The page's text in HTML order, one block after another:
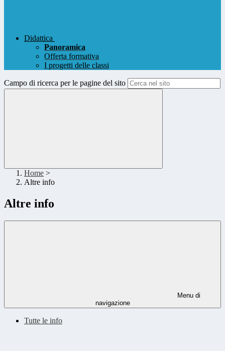
Didattica
Panoramica
Offerta formativa
I progetti delle classi
Campo di ricerca per le pagine del sito
Home >
Altre info
Altre info
Menu di
navigazione
Tutte le info